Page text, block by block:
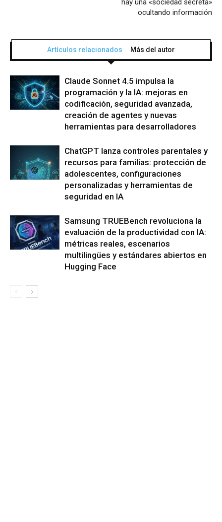
hay una «sociedad secreta»
ocultando información
Artículos relacionados Más del autor
Claude Sonnet 4.5 impulsa la
programación y la IA: mejoras en
codificación, seguridad avanzada,
creación de agentes y nuevas
herramientas para desarrolladores
ChatGPT lanza controles parentales y
recursos para familias: protección de
adolescentes, configuraciones
personalizadas y herramientas de
seguridad en IA
Samsung TRUEBench revoluciona la
evaluación de la productividad con IA:
métricas reales, escenarios
multilingües y estándares abiertos en
Hugging Face